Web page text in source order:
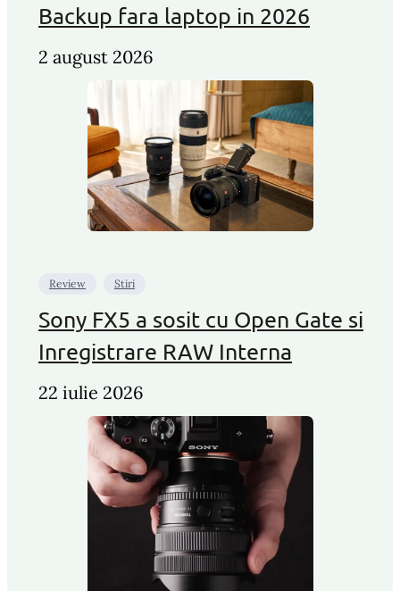
Backup fara laptop in 2026
2 august 2026
Review Stiri
Sony FX5 a sosit cu Open Gate si
Inregistrare RAW Interna
22 iulie 2026